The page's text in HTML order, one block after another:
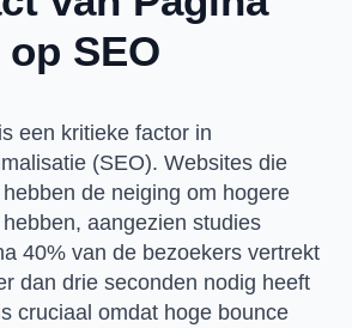
SEO
is een kritieke factor in
(SEO). Websites die
de neiging om hogere
aangezien studies
40% van de bezoekers vertrekt
dan drie seconden nodig heeft
cruciaal omdat hoge bounce